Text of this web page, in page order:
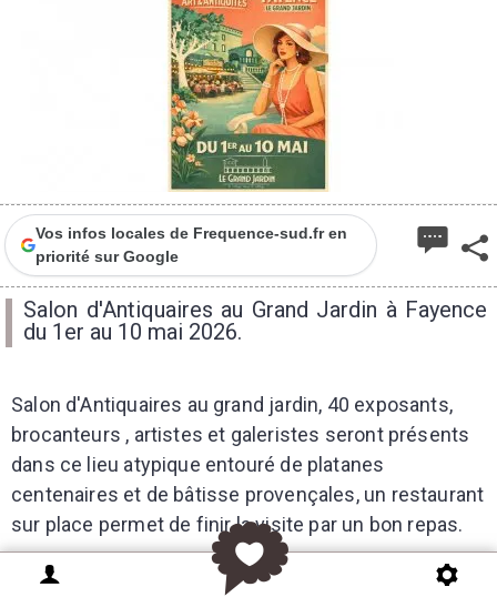
Vos infos locales de Frequence-sud.fr en
priorité sur Google
Salon d'Antiquaires au Grand Jardin à Fayence
du 1er au 10 mai 2026.
Salon d'Antiquaires au grand jardin, 40 exposants,
brocanteurs , artistes et galeristes seront présents
dans ce lieu atypique entouré de platanes
centenaires et de bâtisse provençales, un restaurant
sur place permet de finir la visite par un bon repas.